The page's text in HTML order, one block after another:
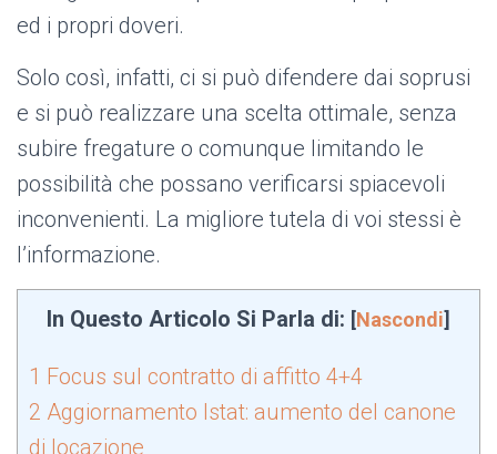
ed i propri doveri.
Solo così, infatti, ci si può difendere dai soprusi
e si può realizzare una scelta ottimale, senza
subire fregature o comunque limitando le
possibilità che possano verificarsi spiacevoli
inconvenienti. La migliore tutela di voi stessi è
l’informazione.
In Questo Articolo Si Parla di: [Nascondi]
1 Focus sul contratto di affitto 4+4
2 Aggiornamento Istat: aumento del canone
di locazione